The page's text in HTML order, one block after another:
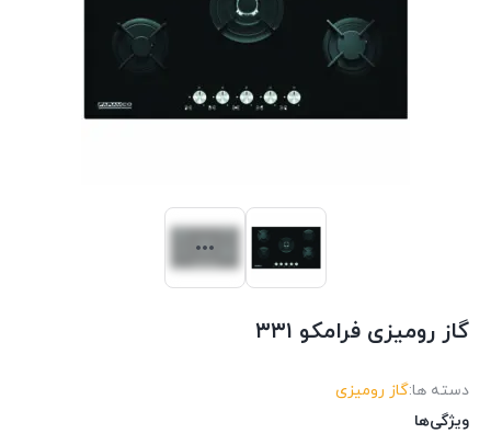
گاز رومیزی فرامکو ۳۳۱
دسته ها:گاز رومیزی
ویژگی‌ها